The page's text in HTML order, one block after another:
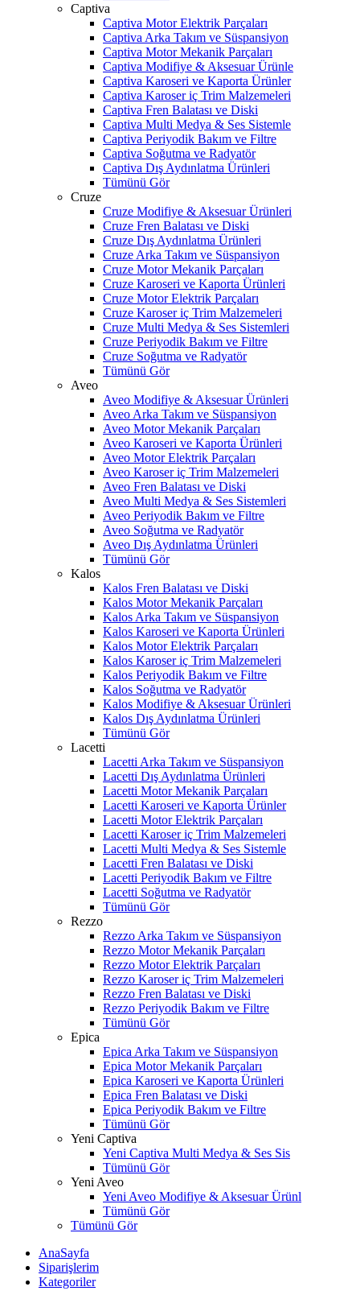
Captiva
Captiva Motor Elektrik Parçaları
Captiva Arka Takım ve Süspansiyon
Captiva Motor Mekanik Parçaları
Captiva Modifiye & Aksesuar Ürünle
Captiva Karoseri ve Kaporta Ürünler
Captiva Karoser iç Trim Malzemeleri
Captiva Fren Balatası ve Diski
Captiva Multi Medya & Ses Sistemle
Captiva Periyodik Bakım ve Filtre
Captiva Soğutma ve Radyatör
Captiva Dış Aydınlatma Ürünleri
Tümünü Gör
Cruze
Cruze Modifiye & Aksesuar Ürünleri
Cruze Fren Balatası ve Diski
Cruze Dış Aydınlatma Ürünleri
Cruze Arka Takım ve Süspansiyon
Cruze Motor Mekanik Parçaları
Cruze Karoseri ve Kaporta Ürünleri
Cruze Motor Elektrik Parçaları
Cruze Karoser iç Trim Malzemeleri
Cruze Multi Medya & Ses Sistemleri
Cruze Periyodik Bakım ve Filtre
Cruze Soğutma ve Radyatör
Tümünü Gör
Aveo
Aveo Modifiye & Aksesuar Ürünleri
Aveo Arka Takım ve Süspansiyon
Aveo Motor Mekanik Parçaları
Aveo Karoseri ve Kaporta Ürünleri
Aveo Motor Elektrik Parçaları
Aveo Karoser iç Trim Malzemeleri
Aveo Fren Balatası ve Diski
Aveo Multi Medya & Ses Sistemleri
Aveo Periyodik Bakım ve Filtre
Aveo Soğutma ve Radyatör
Aveo Dış Aydınlatma Ürünleri
Tümünü Gör
Kalos
Kalos Fren Balatası ve Diski
Kalos Motor Mekanik Parçaları
Kalos Arka Takım ve Süspansiyon
Kalos Karoseri ve Kaporta Ürünleri
Kalos Motor Elektrik Parçaları
Kalos Karoser iç Trim Malzemeleri
Kalos Periyodik Bakım ve Filtre
Kalos Soğutma ve Radyatör
Kalos Modifiye & Aksesuar Ürünleri
Kalos Dış Aydınlatma Ürünleri
Tümünü Gör
Lacetti
Lacetti Arka Takım ve Süspansiyon
Lacetti Dış Aydınlatma Ürünleri
Lacetti Motor Mekanik Parçaları
Lacetti Karoseri ve Kaporta Ürünler
Lacetti Motor Elektrik Parçaları
Lacetti Karoser iç Trim Malzemeleri
Lacetti Multi Medya & Ses Sistemle
Lacetti Fren Balatası ve Diski
Lacetti Periyodik Bakım ve Filtre
Lacetti Soğutma ve Radyatör
Tümünü Gör
Rezzo
Rezzo Arka Takım ve Süspansiyon
Rezzo Motor Mekanik Parçaları
Rezzo Motor Elektrik Parçaları
Rezzo Karoser iç Trim Malzemeleri
Rezzo Fren Balatası ve Diski
Rezzo Periyodik Bakım ve Filtre
Tümünü Gör
Epica
Epica Arka Takım ve Süspansiyon
Epica Motor Mekanik Parçaları
Epica Karoseri ve Kaporta Ürünleri
Epica Fren Balatası ve Diski
Epica Periyodik Bakım ve Filtre
Tümünü Gör
Yeni Captiva
Yeni Captiva Multi Medya & Ses Sis
Tümünü Gör
Yeni Aveo
Yeni Aveo Modifiye & Aksesuar Ürünl
Tümünü Gör
Tümünü Gör
AnaSayfa
Siparişlerim
Kategoriler